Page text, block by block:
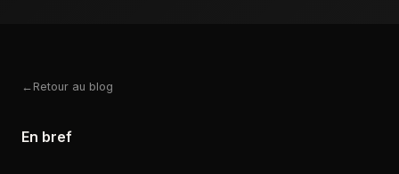
Retour au blog
En bref